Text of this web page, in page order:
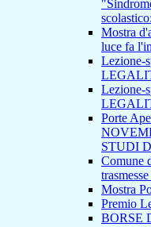
Mostra
luce fa
Lezione-
Lezione-
Porte
STUDI
Comune
Mostra
Premio
BORSE